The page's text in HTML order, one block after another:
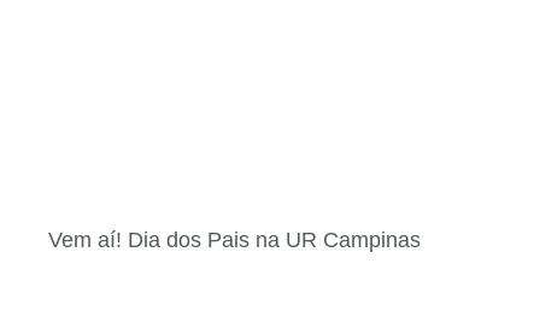
Vem aí! Dia dos Pais na UR Campinas